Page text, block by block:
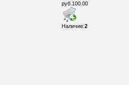
руб.100.00
Наличие:2